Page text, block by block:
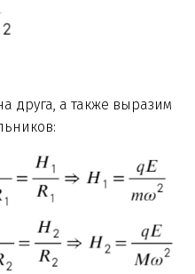
друга, а также выразим